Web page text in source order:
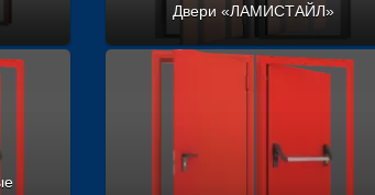
Двери «ЛАМИСТАЙЛ»